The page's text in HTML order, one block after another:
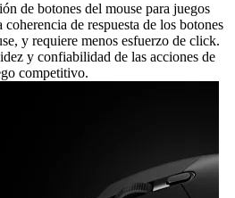
de botones del mouse para juegos
de respuesta de los botones
y requiere menos esfuerzo de click.
y confiabilidad de las acciones de
competitivo.